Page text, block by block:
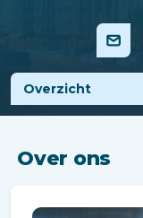
Overzicht
Over ons